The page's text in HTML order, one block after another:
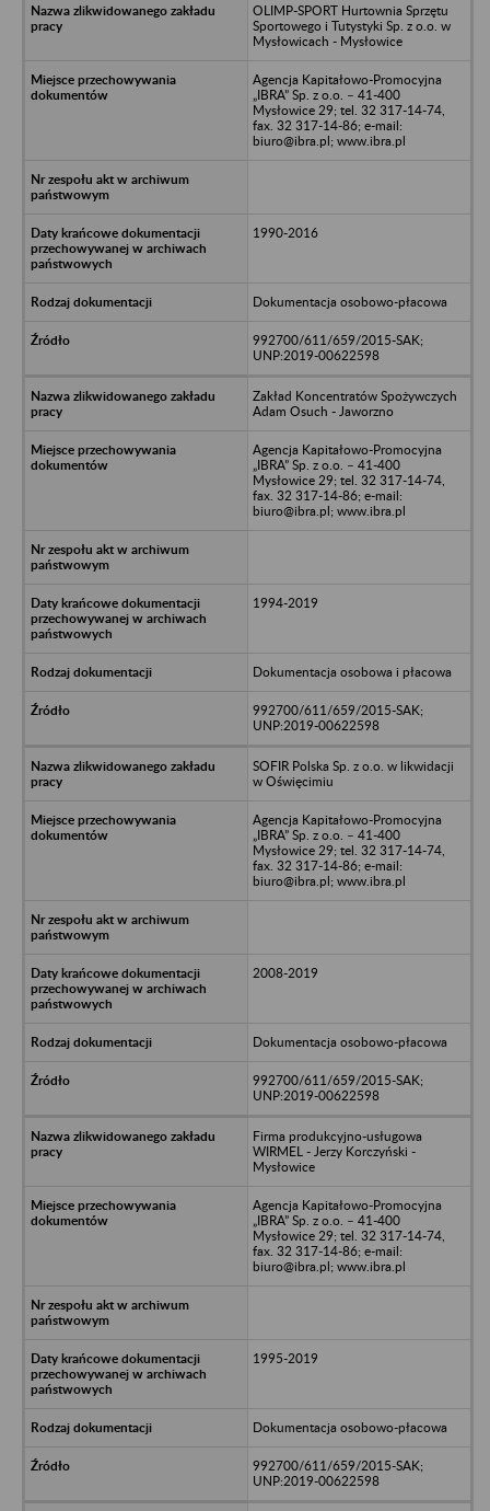
OLIMP-SPORT Hurtownia Sprzętu
Sportowego i Tutystyki Sp. z o.o. w
Mysłowicach - Mysłowice
Agencja Kapitałowo-Promocyjna
„IBRA” Sp. z o.o. – 41-400
Mysłowice 29; tel. 32 317-14-74,
fax. 32 317-14-86; e-mail:
biuro@ibra.pl; www.ibra.pl
1990-2016
Dokumentacja osobowo-płacowa
992700/611/659/2015-SAK;
UNP:2019-00622598
Zakład Koncentratów Spożywczych
Adam Osuch - Jaworzno
Agencja Kapitałowo-Promocyjna
„IBRA” Sp. z o.o. – 41-400
Mysłowice 29; tel. 32 317-14-74,
fax. 32 317-14-86; e-mail:
biuro@ibra.pl; www.ibra.pl
1994-2019
Dokumentacja osobowa i płacowa
992700/611/659/2015-SAK;
UNP:2019-00622598
SOFIR Polska Sp. z o.o. w likwidacji
w Oświęcimiu
Agencja Kapitałowo-Promocyjna
„IBRA” Sp. z o.o. – 41-400
Mysłowice 29; tel. 32 317-14-74,
fax. 32 317-14-86; e-mail:
biuro@ibra.pl; www.ibra.pl
2008-2019
Dokumentacja osobowo-płacowa
992700/611/659/2015-SAK;
UNP:2019-00622598
Firma produkcyjno-usługowa
WIRMEL - Jerzy Korczyński -
Mysłowice
Agencja Kapitałowo-Promocyjna
„IBRA” Sp. z o.o. – 41-400
Mysłowice 29; tel. 32 317-14-74,
fax. 32 317-14-86; e-mail:
biuro@ibra.pl; www.ibra.pl
1995-2019
Dokumentacja osobowo-płacowa
992700/611/659/2015-SAK;
UNP:2019-00622598